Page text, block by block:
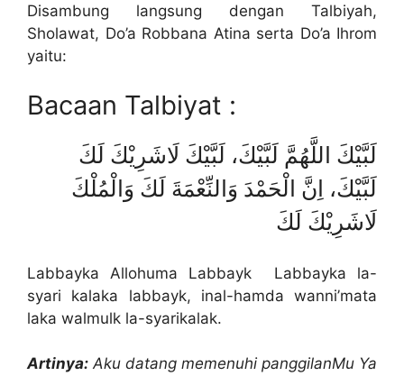
Disambung langsung dengan Talbiyah,
Sholawat, Do’a Robbana Atina serta Do’a Ihrom
yaitu:
Bacaan Talbiyat :
لَبَّيْكَ اللَّهُمَّ لَبَّيْكَ، لَبَّيْكَ لَاشَرِيْكَ لَكَ
لَبَّيْكَ، اِنَّ الْحَمْدَ وَالنِّعْمَةَ لَكَ وَالْمُلْكَ
لَاشَرِيْكَ لَكَ
Labbayka Allohuma Labbayk Labbayka la-
syari kalaka labbayk, inal-hamda wanni’mata
laka walmulk la-syarikalak.
Artinya: Aku datang memenuhi panggilanMu Ya